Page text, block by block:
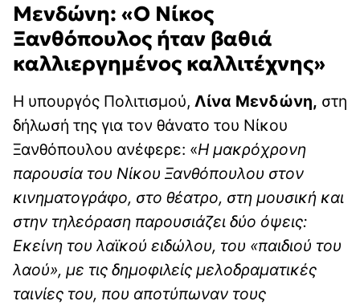
Μενδώνη: «Ο Νίκος
Ξανθόπουλος ήταν βαθιά
καλλιεργημένος καλλιτέχνης»
Η υπουργός Πολιτισμού, Λίνα Μενδώνη, στη
δήλωσή της για τον θάνατο του Νίκου
Ξανθόπουλου ανέφερε: «Η μακρόχρονη
παρουσία του Νίκου Ξανθόπουλου στον
κινηματογράφο, στο θέατρο, στη μουσική και
στην τηλεόραση παρουσιάζει δύο όψεις:
Εκείνη του λαϊκού ειδώλου, του «παιδιού του
λαού», με τις δημοφιλείς μελοδραματικές
ταινίες του, που αποτύπωναν τους